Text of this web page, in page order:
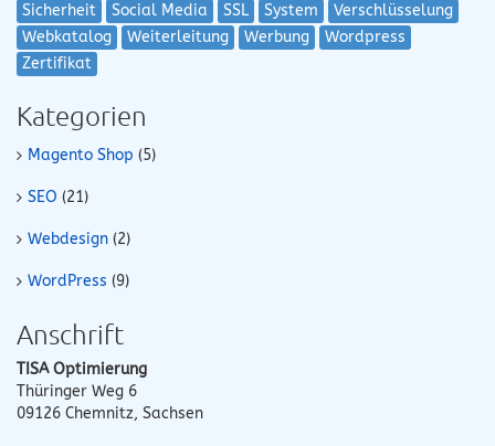
Sicherheit
Social Media SSL System
Verschlüsselung
Webkatalog
Weiterleitung Werbung
Wordpress
Zertifikat
Kategorien
Magento Shop (5)
SEO (21)
Webdesign (2)
WordPress (9)
Anschrift
TISA Optimierung
Thüringer Weg 6
09126 Chemnitz, Sachsen